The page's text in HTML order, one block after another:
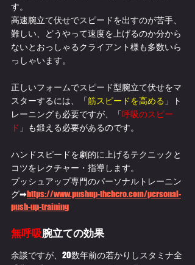
す。
高速腕立て伏せでスピードを出すのが苦手、
難しい、どうやって速度を上げるのか分から
ないとおっしゃるクライアント様も多数いら
っしゃいます。
正しいフォームでスピード型腕立て伏せをマ
スターするには、「筋スピードを高める 」ト
レーニングも必要ですが、「呼吸のスピー
ド 」も鍛える必要があるのです。
ハンドスピードを劇的に上げるテクニックと
コツをレクチャー・指導します。
プッシュアップ専門のパーソナルトレーニン
グ➡https://www.pushup-thehero.com/personal-
push-up-training
無呼吸腕立ての効果
余談ですが、20数年前の若かりしスタミナ全